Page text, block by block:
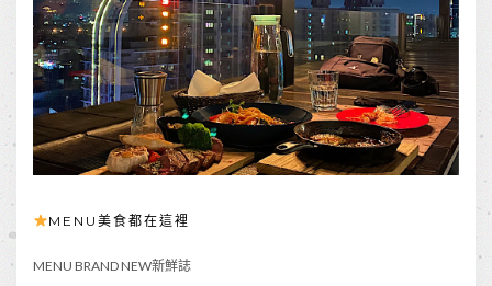
MENU美食都在這裡
MENU BRAND NEW新鮮誌